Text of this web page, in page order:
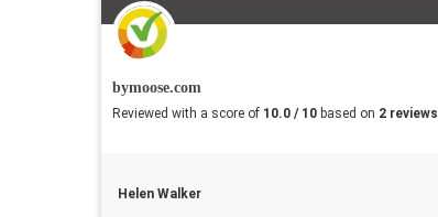
bymoose.com
Reviewed with a score of 10.0 / 10 based on 2 reviews
Helen Walker